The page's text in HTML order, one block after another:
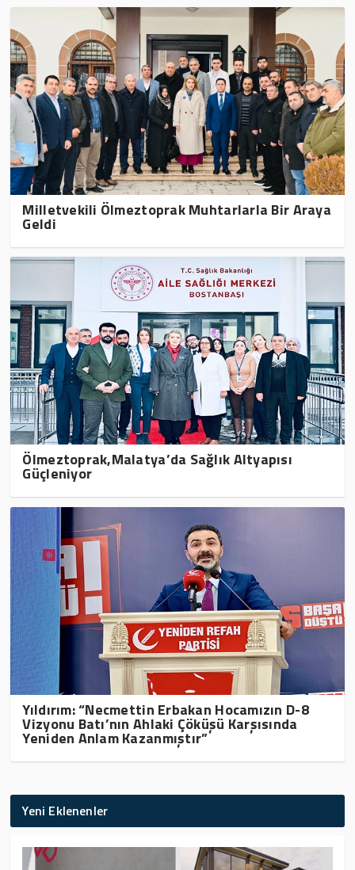
Milletvekili Ölmeztoprak Muhtarlarla Bir Araya
Geldi
Ölmeztoprak,Malatya’da Sağlık Altyapısı
Güçleniyor
Yıldırım: “Necmettin Erbakan Hocamızın D-8
Vizyonu Batı’nın Ahlaki Çöküşü Karşısında
Yeniden Anlam Kazanmıştır”
Yeni Eklenenler